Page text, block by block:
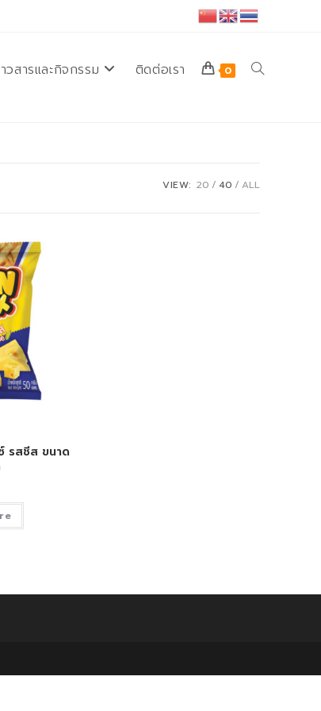
วสารและกิจกรรม ติดต่อเรา 0 Toggle
search
VIEW: 20 40 ALL
รสชีส ขนาด